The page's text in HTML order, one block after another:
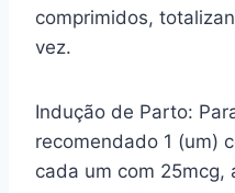
comprimidos,
vez.
Indução de Parto:
recomendado 1 (um)
cada um com 25mcg,